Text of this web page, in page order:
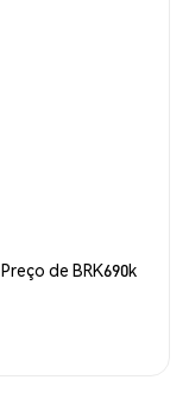
Preço de BRK690k